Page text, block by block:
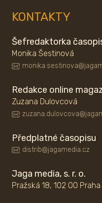
KONTAKTY
Šefredaktorka
Monika Šestinová
Redakce online
Zuzana Dulovcová
Předplatné časopisu
distrib@jagamedia.cz
Jaga media, s. r. o.
Pražská 18, 102 00 Praha